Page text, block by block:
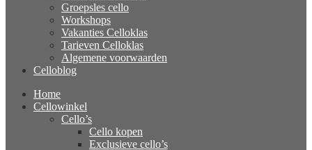
Groepsles cello
Workshops
Vakanties Celloklas
Tarieven Celloklas
Algemene voorwaarden
Celloblog
Home
Cellowinkel
Cello’s
Cello kopen
Exclusieve cello’s